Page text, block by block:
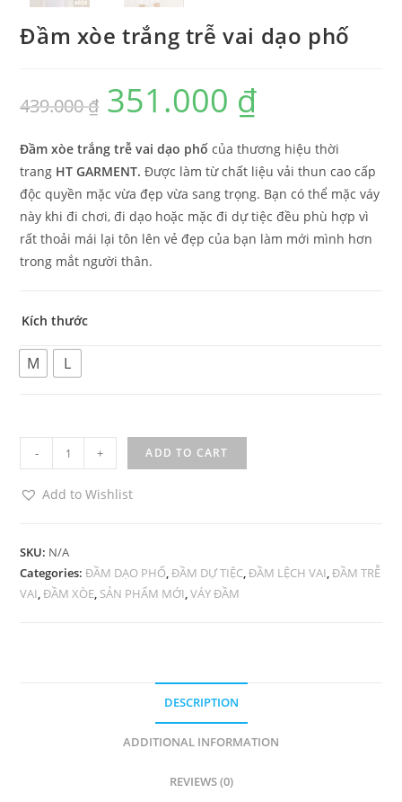
Đầm xòe trắng trễ vai dạo phố
439.000₫ 351.000 ₫
Đầm xòe trắng trễ vai dạo phố của thương hiệu thời
trang HT GARMENT.Được làm từ chất liệu vải thun cao cấp
độc quyền mặc vừa đẹp vừa sang trọng. Bạn có thể mặc váy
này khi đi chơi, đi dạo hoặc mặc đi dự tiệc đều phù hợp vì
rất thoải mái lại tôn lên vẻ đẹp của bạn làm mới mình hơn
trong mắt người thân.
Kích thước
M L
xòe
trắng
dạo
phố
quantity
- + ADD TO CART
Add to Wishlist
SKU: N/A
Categories:ĐẦM DẠO PHỐ,ĐẦM DỰ TIỆC,ĐẦM LỆCH VAI,ĐẦM TRỄ
VAI,ĐẦM XÒE, SẢN PHẨM MỚI,VÁY ĐẦM
DESCRIPTION
ADDITIONAL INFORMATION
REVIEWS (0)